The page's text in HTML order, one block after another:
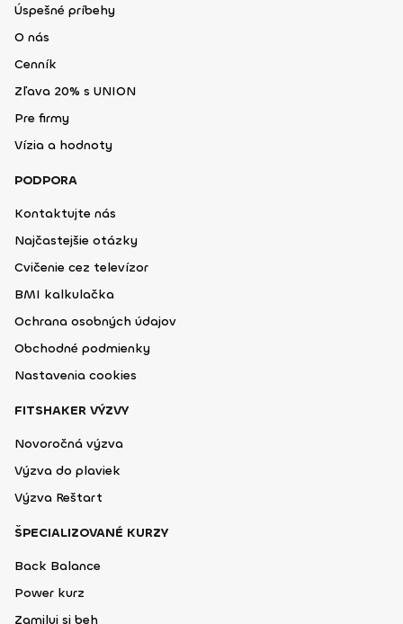
Úspešné príbehy
O nás
Cenník
Zľava 20% s UNION
Pre firmy
Vízia a hodnoty
PODPORA
Kontaktujte nás
Najčastejšie otázky
Cvičenie cez televízor
BMI kalkulačka
Ochrana osobných údajov
Obchodné podmienky
Nastavenia cookies
FITSHAKER VÝZVY
Novoročná výzva
Výzva do plaviek
Výzva Reštart
ŠPECIALIZOVANÉ KURZY
Back Balance
Power kurz
Zamiluj si beh